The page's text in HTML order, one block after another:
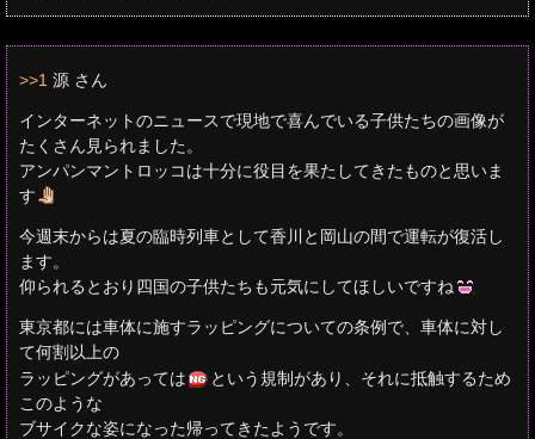
>>1 源 さん
インターネットのニュースで現地で喜んでいる子供たちの画像が
たくさん見られました。
アンパンマントロッコは十分に役目を果たしてきたものと思いま
す
今週末からは夏の臨時列車として香川と岡山の間で運転が復活し
ます。
仰られるとおり四国の子供たちも元気にしてほしいですね
東京都には車体に施すラッピングについての条例で、車体に対し
て何割以上の
ラッピングがあっては
という規制があり、それに抵触するため
このような
ブサイクな姿になった帰ってきたようです。